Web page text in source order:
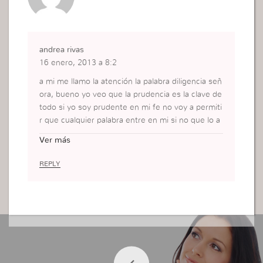
andrea rivas
16 enero, 2013 a 8:2
a mi me llamo la atención la palabra diligencia señ
ora, bueno yo veo que la prudencia es la clave de
todo si yo soy prudente en mi fe no voy a permiti
r que cualquier palabra entre en mi si no que lo a
Ver más
REPLY